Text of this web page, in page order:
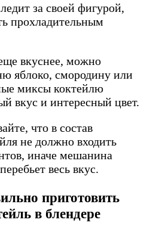
за своей фигурой,
прохладительным
вкуснее, можно
яблоко, смородину или
миксы коктейлю
вкус и интересный цвет.
что в состав
не должно входить
иначе мешанина
весь вкус.
приготовить
в блендере